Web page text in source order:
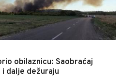
obilaznicu: Saobraćaj
dalje dežuraju